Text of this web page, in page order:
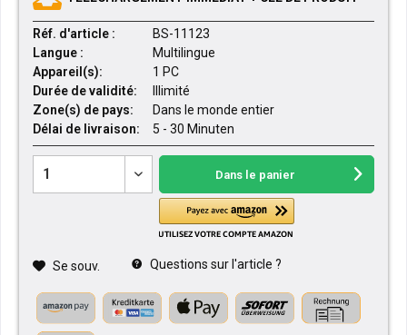
Réf. d'article :
BS-11123
Langue :
Multilingue
Appareil(s):
1 PC
Durée de validité:
Illimité
Zone(s) de pays:
Dans le monde entier
Délai de livraison:
5 - 30 Minuten
Dans le panier
Se souv. Questions sur l'article ?